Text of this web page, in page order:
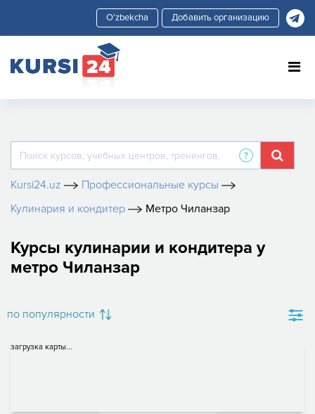
Добавить организацию
Kursi24.uz
Профессиональные курсы
Кулинария и кондитер
Метро Чиланзар
Курсы кулинарии и кондитера у
метро Чиланзар
по популярности
загрузка карты...